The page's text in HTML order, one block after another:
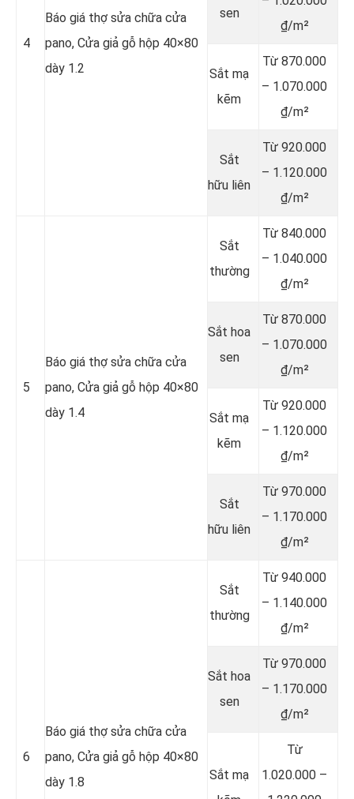
4
Báo giá thợ sửa chữa cửa
pano, Cửa giả gỗ hộp 40×80
dày 1.2
sen
₫/m²
Sắt mạ
kẽm
Từ 870.000
– 1.070.000
₫/m²
Sắt
hữu liên
Từ 920.000
– 1.120.000
₫/m²
5
Báo giá thợ sửa chữa cửa
pano, Cửa giả gỗ hộp 40×80
dày 1.4
Sắt
thường
Từ 840.000
– 1.040.000
₫/m²
Sắt hoa
sen
Từ 870.000
– 1.070.000
₫/m²
Sắt mạ
kẽm
Từ 920.000
– 1.120.000
₫/m²
Sắt
hữu liên
Từ 970.000
– 1.170.000
₫/m²
6
Báo giá thợ sửa chữa cửa
pano, Cửa giả gỗ hộp 40×80
dày 1.8
Sắt
thường
Từ 940.000
– 1.140.000
₫/m²
Sắt hoa
sen
Từ 970.000
– 1.170.000
₫/m²
Sắt mạ
Từ
1.020.000 –